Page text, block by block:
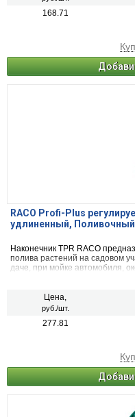
168.71
RACO Profi-Plus
удлиненный, Поливочный
Наконечник TPR RACO
полива растений на садовом
даче, при мойке автомобиля,
Цена,
руб./шт.
277.81